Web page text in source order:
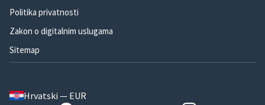
Politika privatnosti
Zakon o digitalnim uslugama
Sitemap
Hrvatski — EUR